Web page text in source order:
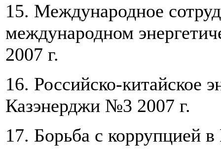
15. Международное
международном
2007 г.
16. Российско-китайское
Казэнерджи №3 2007 г.
17. Борьба с коррупцией